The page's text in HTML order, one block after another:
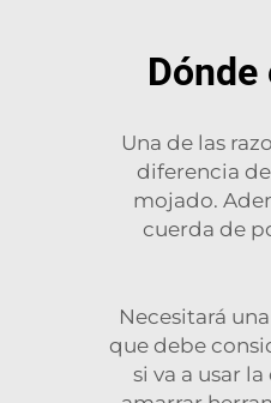
Una de las
diferencia
mojado.
cuerda de
Necesitará
que debe
si va a usar